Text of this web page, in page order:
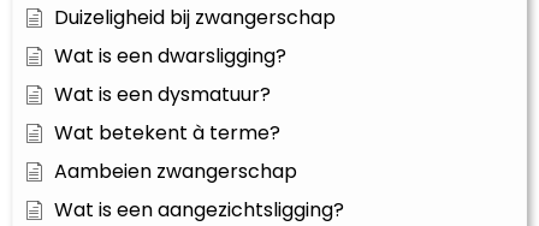
Duizeligheid bij zwangerschap
Wat is een dwarsligging?
Wat is een dysmatuur?
Wat betekent à terme?
Aambeien zwangerschap
Wat is een aangezichtsligging?